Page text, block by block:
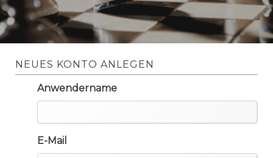
NEUES KONTO ANLEGEN
Anwendername
E-Mail